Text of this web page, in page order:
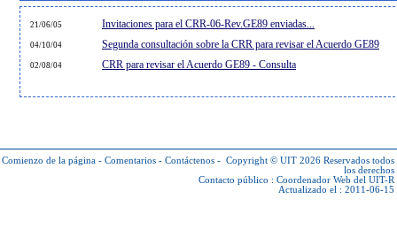
21/06/05 Invitaciones para el CRR-06-Rev.GE89 enviadas...
04/10/04 Segunda consultación sobre la CRR para revisar el Acuerdo GE89
02/08/04 CRR para revisar el Acuerdo GE89 - Consulta
Comienzo de la página - Comentarios - Contáctenos - Copyright © UIT 2026 Reservados todos
los derechos
Contacto público : Coordenador Web del UIT-R
Actualizado el : 2011-06-15